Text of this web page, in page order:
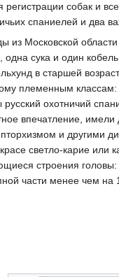
собак и
спаниелей и два
Московской
сука и один
в старшей
племенным
охотничий
впечатление,
и
светло-карие
строения
части менее чем на